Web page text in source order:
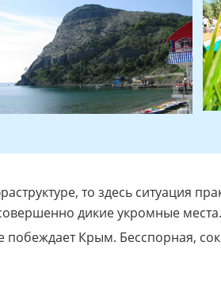
то здесь ситуация
дикие укромные места.
побеждает Крым. Бесспорная,